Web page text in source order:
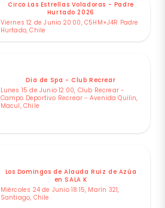
Circo Las Estrellas Voladoras - Padre
Hurtado 2026
Viernes 12 de Junio 20:00, C5HM+J4R Padre
Hurtado, Chile
Dia de Spa - Club Recrear
Lunes 15 de Junio 12:00, Club Recrear -
Campo Deportivo Recrear - Avenida Quilin,
Macul, Chile
Los Domingos de Alauda Ruiz de Azúa
en SALA K
Miércoles 24 de Junio 18:15, Marín 321,
Santiago, Chile